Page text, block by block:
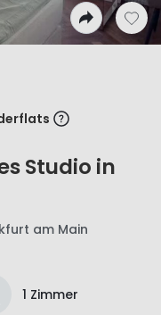
Studio in
am Main
1 Zimmer